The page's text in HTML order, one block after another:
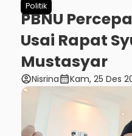
Politik
PBNU
Usai Rapat
Mustasyar
account_circleNisrinacalendar_monthKam, 25 Des